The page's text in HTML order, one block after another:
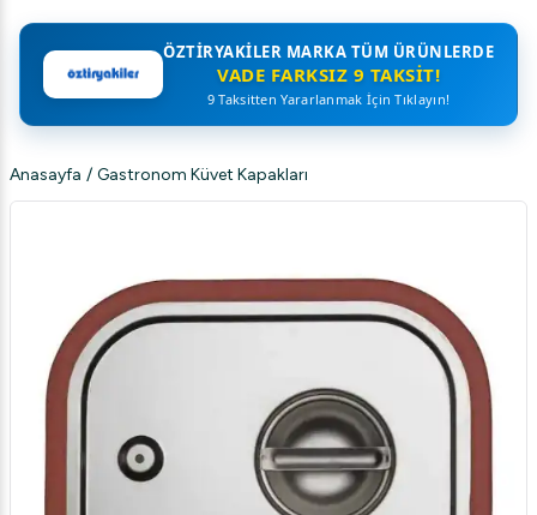
ÖZTIRYAKILER MARKA TÜM ÜRÜNLERDE
VADE FARKSIZ 9 TAKSIT!
9 Taksitten Yararlanmak İçin Tıklayın!
Anasayfa / Gastronom Küvet Kapakları